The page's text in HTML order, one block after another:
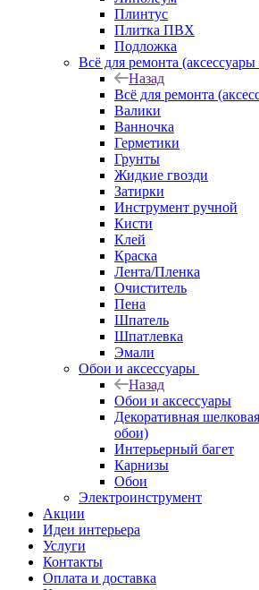
Плинтус
Плитка ПВХ
Подложка
Всё для ремонта
Назад
Всё для ремонта
Валики
Ванночка
Герметики
Грунты
Жидкие гвозди
Затирки
Инструмент ручной
Кисти
Клей
Краска
Лента/Пленка
Очиститель
Пена
Шпатель
Шпатлевка
Эмали
Обои и аксессуары
Назад
Обои и аксессуары
Декоративная
обои)
Интерьерный багет
Карнизы
Обои
Электроинструмент
Акции
Идеи интерьера
Услуги
Контакты
Оплата и доставка